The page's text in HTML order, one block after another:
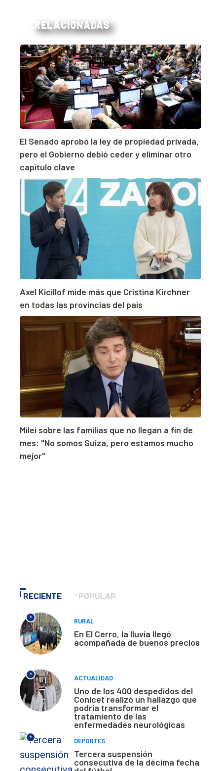
RELACIONADAS
El Senado aprobó la ley de propiedad privada,
pero el Gobierno debió ceder y eliminar otro
capítulo clave
Axel Kicillof mide más que Cristina Kirchner
en todas las provincias del país
Milei sobre las familias que no llegan a fin de
mes: "No somos Suiza, pero estamos mucho
mejor"
RECIENTE POPULAR
*
RURAL
En El Cerro, la lluvia llegó
acompañada de buenos precios
*
ACTUALIDAD
Uno de los 400 despedidos del
Conicet realizó un hallazgo que
podría transformar el
tratamiento de las
enfermedades neurológicas
*
DEPORTES
Tercera suspensión
consecutiva de la décima fecha